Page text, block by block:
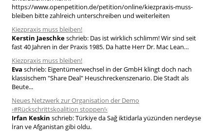
a
c
h
:
https://www.openpetition.de/petition/online/kiezpraxis-muss-
bleiben bitte zahlreich unterschreiben und weiterleiten
Kiezpraxis muss bleiben!
Kerstin Jaeschkeschrieb: Das ist wirklich schlimm! Wir sind seit
fast 40 Jahren in der Praxis 1985. Da hatte Herr Dr. Mac Lean…
Kiezpraxis muss bleiben!
Eva schrieb: Eigentümerwechsel in der GmbH klingt doch nach
klassischem "Share Deal" Heuschreckenszenario. Die Stadt als
Beute...
Neues Netzwerk zur Organisation der Demo
›#Rückschrittskoalition stoppen!‹
Irfan Keskin schrieb:Türkiye da Sağ iktidarla yüzünden nerdeyse
İran ve Afganistan gibi oldu.